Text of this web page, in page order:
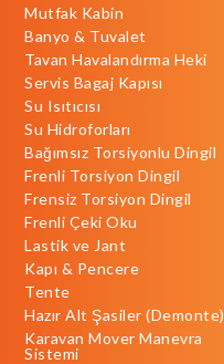
Mutfak Kabin
Banyo & Tuvalet
Tavan Havalandırma Heki
Servis Bagaj Kapısı
Su Isıtıcısı
Su Hidroforları
Bağımsız Torsiyonlu Dingil
Frenli Torsiyon Dingil
Frensiz Torsiyon Dingil
Frenli Çeki Oku
Lastik ve Jant
Kapı & Pencere
Tente
Hazır Alt Şasiler (Demonte)
Karavan Mover Manevra
Sistemi